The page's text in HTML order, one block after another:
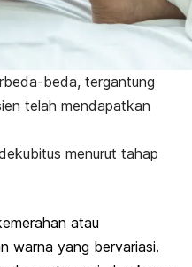
beda, tergantung
telah mendapatkan
menurut tahap
atau
warna yang bervariasi.